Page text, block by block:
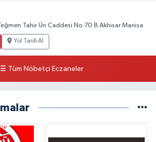
Tahir Ün Caddesi No:70 B Akhisar Manisa
Yol Tarifi Al
Tüm Nöbetçi Eczaneler